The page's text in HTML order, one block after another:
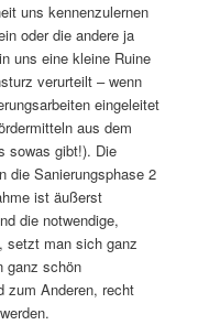
uns kennenzulernen
oder die andere ja
uns eine kleine Ruine
verurteilt – wenn
eingeleitet
aus dem
sowas gibt!). Die
die Sanierungsphase 2
ist äußerst
die notwendige,
setzt man sich ganz
ganz schön
zum Anderen, recht